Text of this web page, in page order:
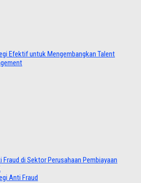
Efektif untuk Mengembangkan Talent
di Sektor Perusahaan Pembiayaan
Anti Fraud